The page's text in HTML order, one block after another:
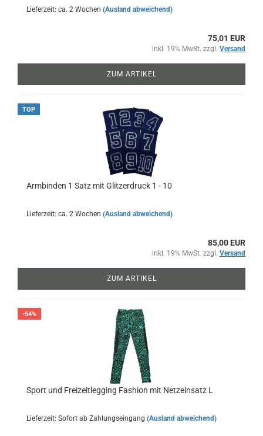
Lieferzeit: ca. 2 Wochen (Ausland abweichend)
75,01 EUR
inkl. 19% MwSt. zzgl. Versand
ZUM ARTIKEL
TOP
Armbinden 1 Satz mit Glitzerdruck 1 - 10
Lieferzeit: ca. 2 Wochen (Ausland abweichend)
85,00 EUR
inkl. 19% MwSt. zzgl. Versand
ZUM ARTIKEL
-54%
Sport und Freizeitlegging Fashion mit Netzeinsatz L
Lieferzeit: Sofort ab Zahlungseingang (Ausland abweichend)